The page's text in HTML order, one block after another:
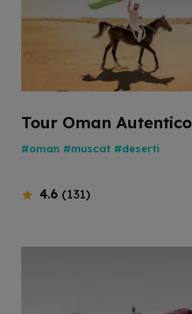
Tour Oman Autentico
#oman #muscat #deserti
4.6 (131)